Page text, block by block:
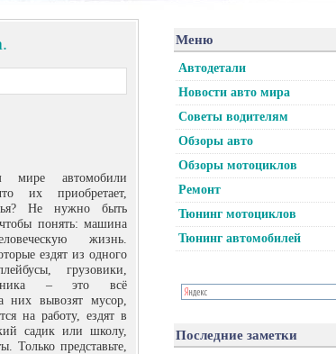
мире автомобили
их приобретает,
Не нужно быть
понять: машина
жизнь.
ездят из одного
грузовики,
– это всё
них вывозят мусор,
на работу, ездят в
садик или школу,
Только представьте,
Меню
Автодетали
Новости авто мира
Советы водителям
Обзоры авто
Обзоры мотоциклов
Ремонт
Тюнинг мотоциклов
Тюнинг автомобилей
Последние заметки